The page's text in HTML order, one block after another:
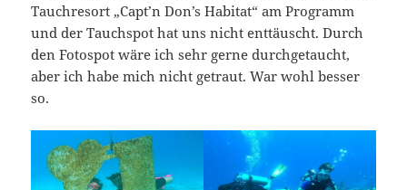
Tauchresort „Capt’n Don’s Habitat“ am Programm
und der Tauchspot hat uns nicht enttäuscht. Durch
den Fotospot wäre ich sehr gerne durchgetaucht,
aber ich habe mich nicht getraut. War wohl besser
so.